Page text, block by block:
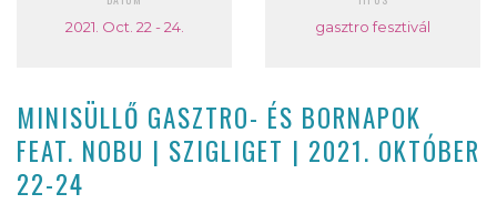
2021. Oct. 22 - 24. gasztro fesztivál
MINISÜLLŐ GASZTRO- ÉS BORNAPOK
FEAT. NOBU | SZIGLIGET | 2021. OKTÓBER
22-24